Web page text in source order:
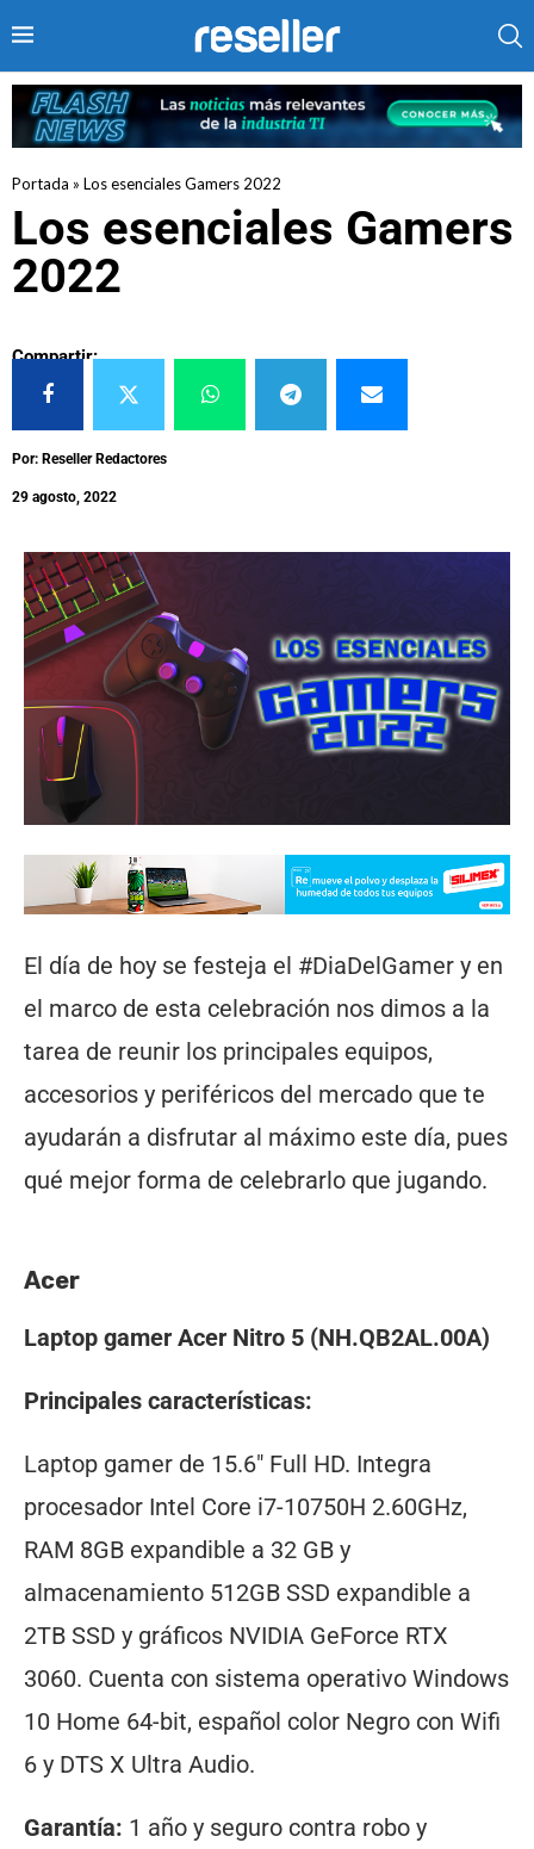
Portada » Los esenciales Gamers 2022
Los esenciales Gamers
2022
Compartir:
Por: Reseller Redactores
29 agosto, 2022
El día de hoy se festeja el #DiaDelGamer y en
el marco de esta celebración nos dimos a la
tarea de reunir los principales equipos,
accesorios y periféricos del mercado que te
ayudarán a disfrutar al máximo este día, pues
qué mejor forma de celebrarlo que jugando.
Acer
Laptop gamer Acer Nitro 5 (NH.QB2AL.00A)
Principales características:
Laptop gamer de 15.6″ Full HD. Integra
procesador Intel Core i7-10750H 2.60GHz,
RAM 8GB expandible a 32 GB y
almacenamiento 512GB SSD expandible a
2TB SSD y gráficos NVIDIA GeForce RTX
3060. Cuenta con sistema operativo Windows
10 Home 64-bit, español color Negro con Wifi
6 y DTS X Ultra Audio.
Garantía: 1 año y seguro contra robo y